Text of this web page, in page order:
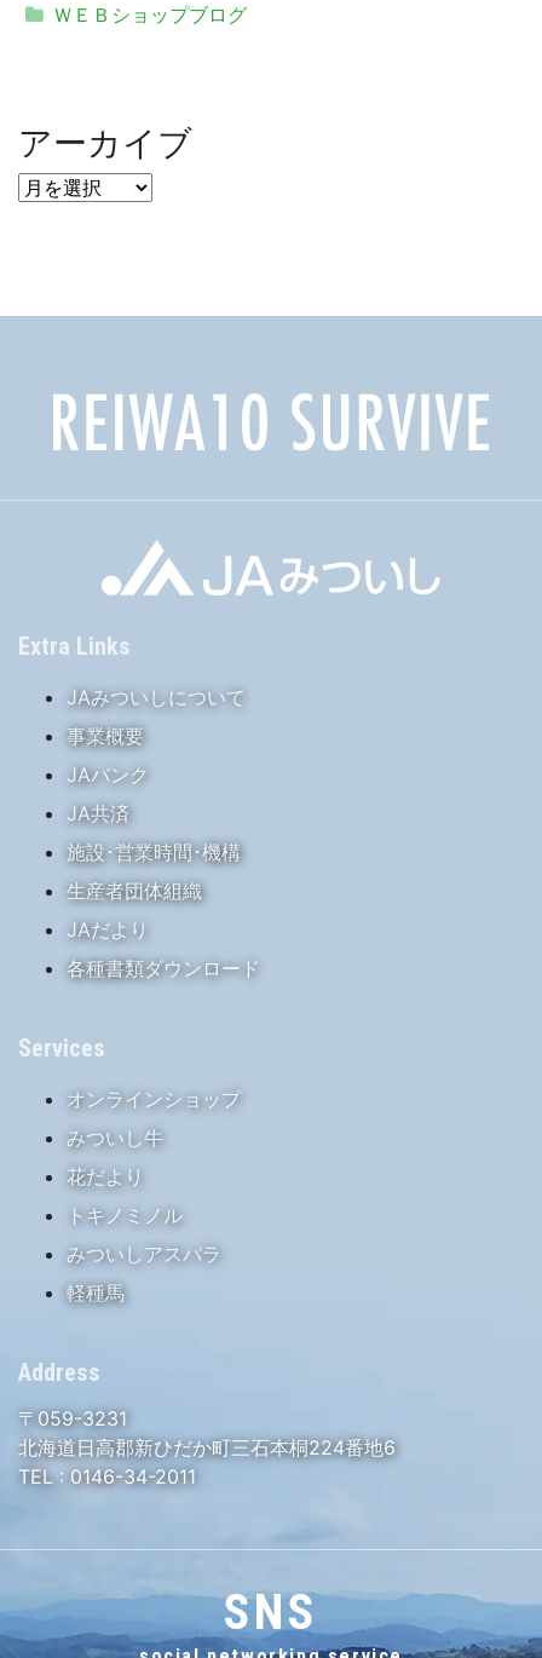
ＷＥＢショップブログ
アーカイブ
ア
Extra Links
JAみついしについて
事業概要
JAバンク
JA共済
施設･営業時間･機構
生産者団体組織
JAだより
各種書類ダウンロード
Services
オンラインショップ
みついし牛
花だより
トキノミノル
みついしアスパラ
軽種馬
Address
〒059-3231
北海道日高郡新ひだか町三石本桐224番地6
TEL : 0146-34-2011
SNS